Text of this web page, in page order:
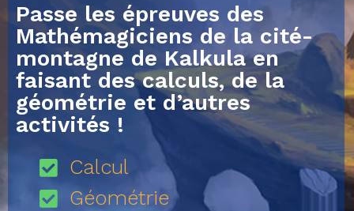
Passe les épreuves des
Mathémagiciens de la cité-
montagne de Kalkula en
faisant des calculs, de la
géométrie et d’autres
activités !
Calcul
Géométrie